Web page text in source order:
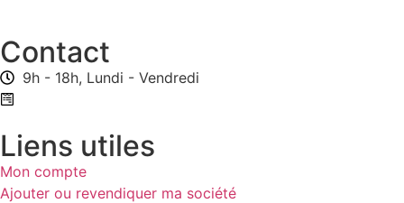
Contact
9h - 18h, Lundi - Vendredi
Liens utiles
Mon compte
Ajouter ou revendiquer ma société